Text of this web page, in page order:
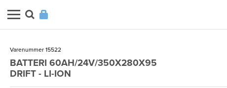
Varenummer 15522
BATTERI 60AH/24V/350X280X95
DRIFT - LI-ION